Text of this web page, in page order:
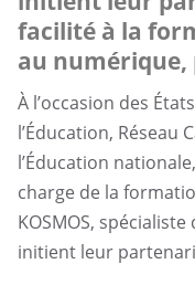
facilité à la
au
À l’occasion des
l’Éducation,
l’Éducation
charge de la
KOSMOS,
initient leur